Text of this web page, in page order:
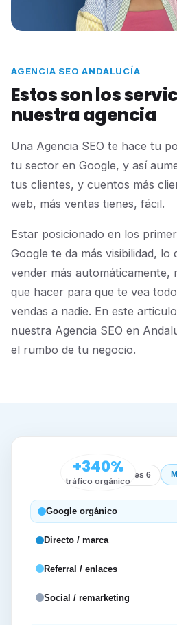
AGENCIA SEO ANDALUCÍA
Estos son los
nuestra agencia
Una Agencia SEO te hace tu
tu sector en Google, y así
tus clientes, y cuentos más
web, más ventas tienes, fácil.
Estar posicionado en los
Google te da más visibilidad, lo
vender más automáticamente,
que hacer para que te vea
vendas a nadie. En este
nuestra Agencia SEO en
el rumbo de tu negocio.
+340%
tráfico orgánico
Mes 6
Google orgánico
Directo / marca
Referral / enlaces
Social / remarketing